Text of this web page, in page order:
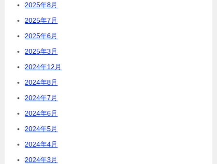
2025年8月
2025年7月
2025年6月
2025年3月
2024年12月
2024年8月
2024年7月
2024年6月
2024年5月
2024年4月
2024年3月